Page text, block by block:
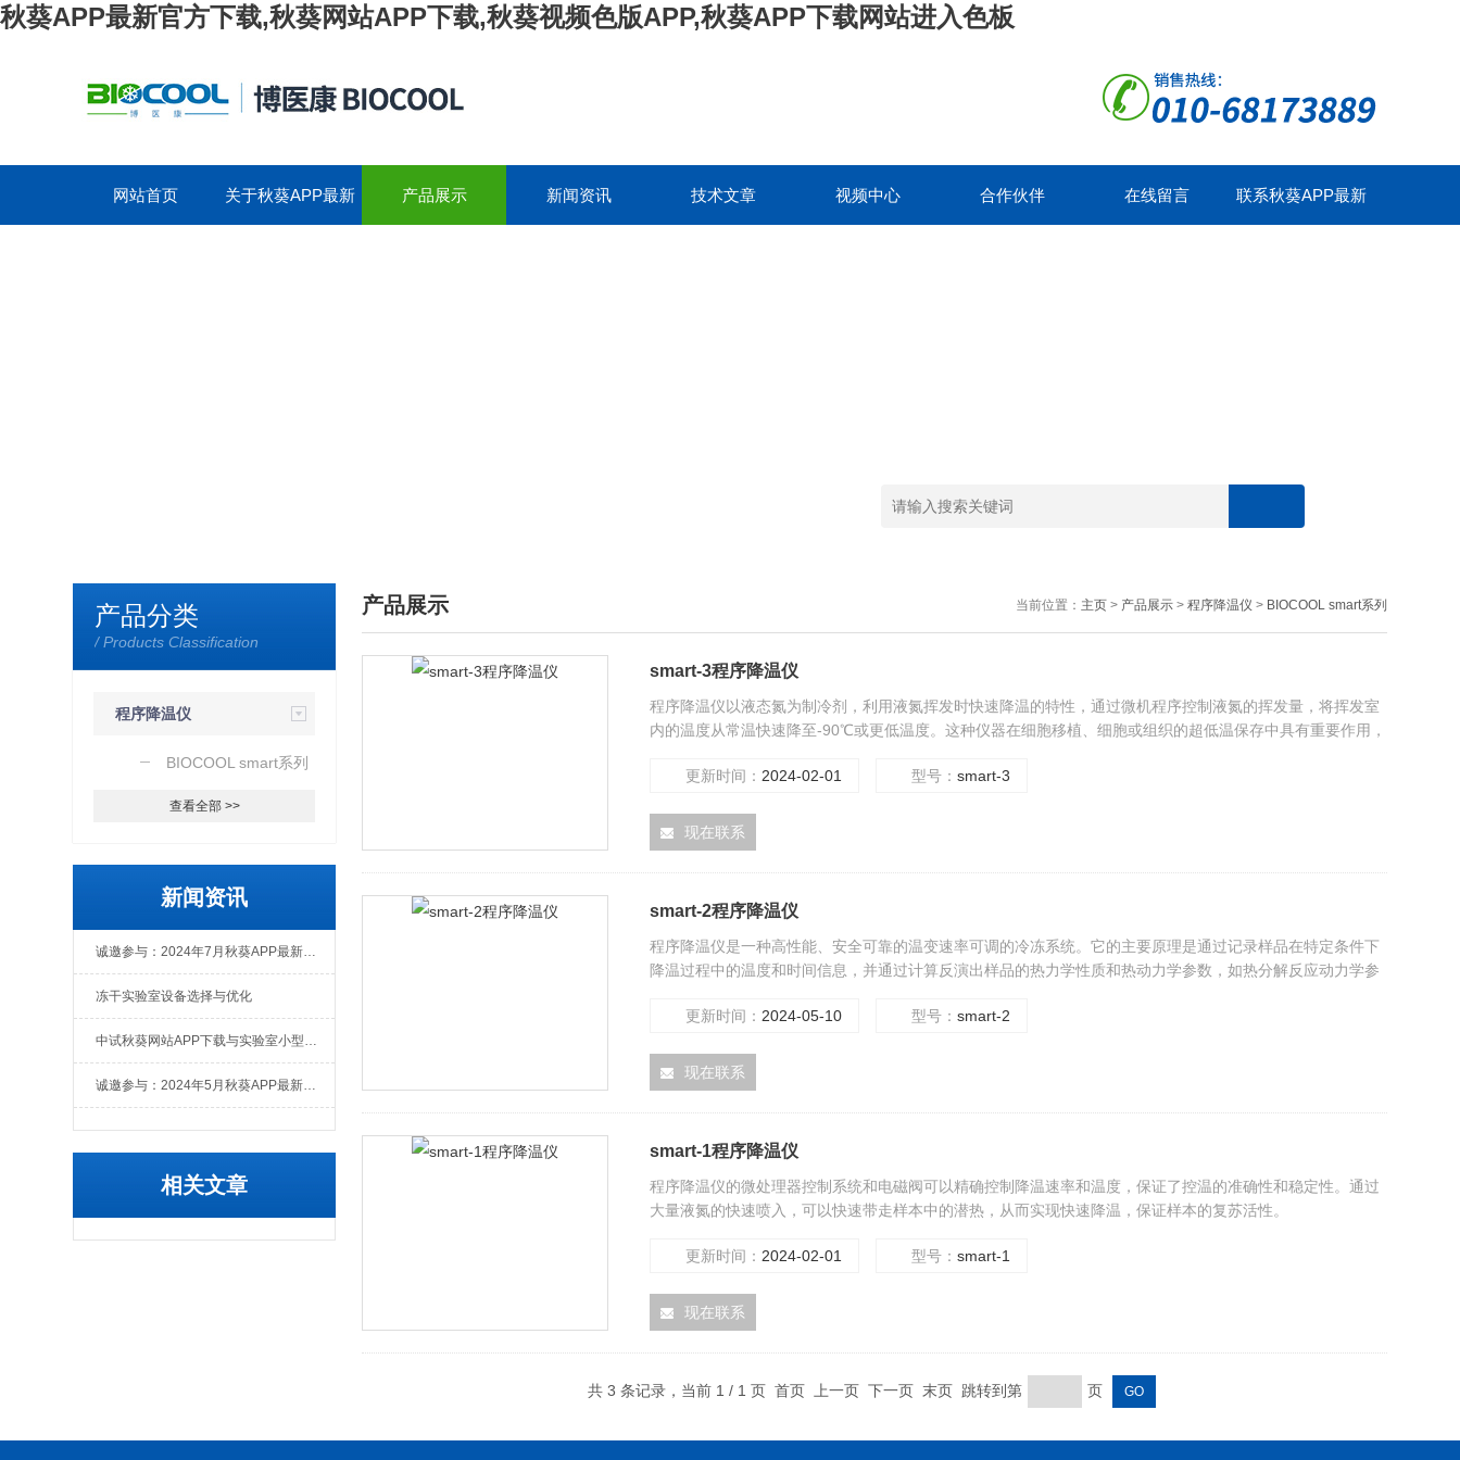
秋葵APP最新官方下载,秋葵网站APP下载,秋葵视频色版APP,秋葵APP下载网站进入色板
网站首页 关于秋葵APP最新 产品展示 新闻资讯 技术文章 视频中心 合作伙伴 在线留言 联系秋葵APP最新
产品分类
/ Products Classification
程序降温仪
BIOCOOL smart系列
查看全部 >>
新闻资讯
诚邀参与：2024年7月秋葵APP最新官方下载冻干技术进阶集训营
冻干实验室设备选择与优化
中试秋葵网站APP下载与实验室小型秋葵网站APP下载的区别与联系
诚邀参与：2024年5月秋葵APP最新官方下载冻干技术进阶集训营
相关文章
产品展示 当前位置： 主页> 产品展示> 程序降温仪 > BIOCOOL smart系列
smart-3程序降温仪
程序降温仪以液态氮为制冷剂，利用液氮挥发时快速降温的特性，通过微机程序控制液氮的挥发量，将挥发室
内的温度从常温快速降至-90℃或更低温度。这种仪器在细胞移植、细胞或组织的超低温保存中具有重要作用，
更新时间： 2024-02-01 型号： smart-3
现在联系
smart-2程序降温仪
程序降温仪是一种高性能、安全可靠的温变速率可调的冷冻系统。它的主要原理是通过记录样品在特定条件下
降温过程中的温度和时间信息，并通过计算反演出样品的热力学性质和热动力学参数，如热分解反应动力学参
更新时间： 2024-05-10 型号： smart-2
现在联系
smart-1程序降温仪
程序降温仪的微处理器控制系统和电磁阀可以精确控制降温速率和温度，保证了控温的准确性和稳定性。通过
大量液氮的快速喷入，可以快速带走样本中的潜热，从而实现快速降温，保证样本的复苏活性。
更新时间： 2024-02-01 型号： smart-1
现在联系
共 3 条记录，当前 1 / 1 页 首页 上一页 下一页 末页 跳转到第 页